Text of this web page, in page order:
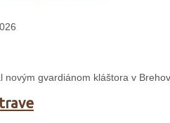
novým gvardiánom kláštora v